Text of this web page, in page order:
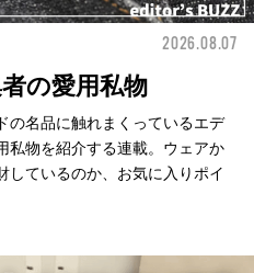
2026.08.07
の愛用私物
の名品に触れまくっているエデ
私物を紹介する連載。ウェアか
しているのか、お気に入りポイ